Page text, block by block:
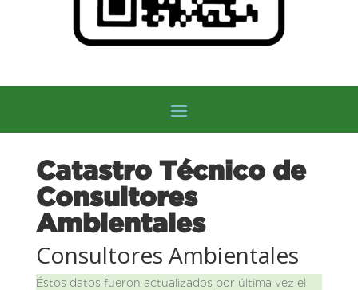
Catastro Técnico de
Consultores
Ambientales
Consultores Ambientales
Éstos datos fueron actualizados por última vez el